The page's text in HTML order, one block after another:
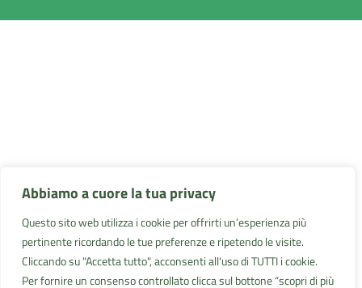
Abbiamo a cuore la tua privacy
Questo sito web utilizza i cookie per offrirti un’esperienza più
pertinente ricordando le tue preferenze e ripetendo le visite.
Cliccando su "Accetta tutto", acconsenti all'uso di TUTTI i cookie.
Per fornire un consenso controllato clicca sul bottone “scopri di più